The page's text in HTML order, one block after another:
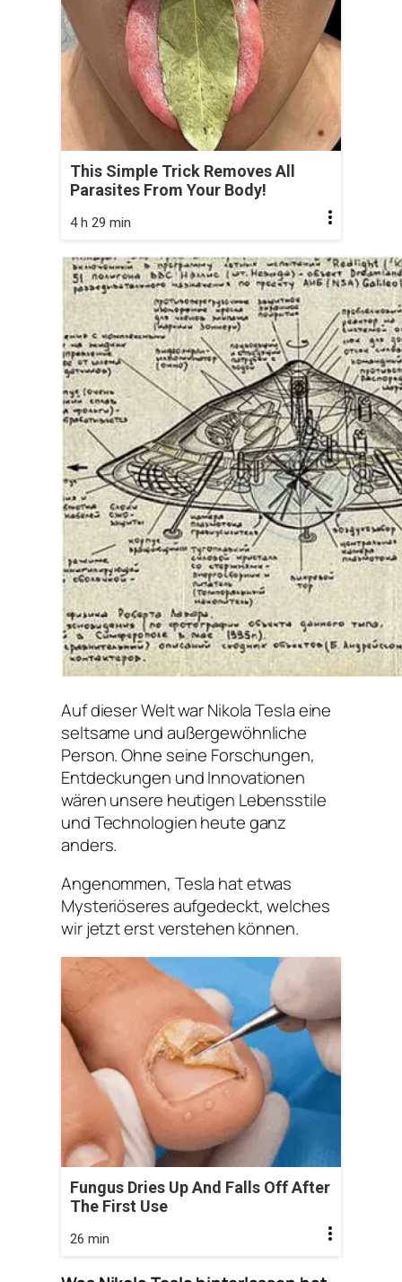
This Simple Trick Removes All
Parasites From Your Body!
4 h 29 min
Auf dieser Welt war Nikola Tesla eine
seltsame und außergewöhnliche
Person. Ohne seine Forschungen,
Entdeckungen und Innovationen
wären unsere heutigen Lebensstile
und Technologien heute ganz
anders.
Angenommen, Tesla hat etwas
Mysteriöseres aufgedeckt, welches
wir jetzt erst verstehen können.
Fungus Dries Up And Falls Off After
The First Use
26 min